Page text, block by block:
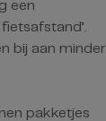
een
bij aan minder
pakketjes